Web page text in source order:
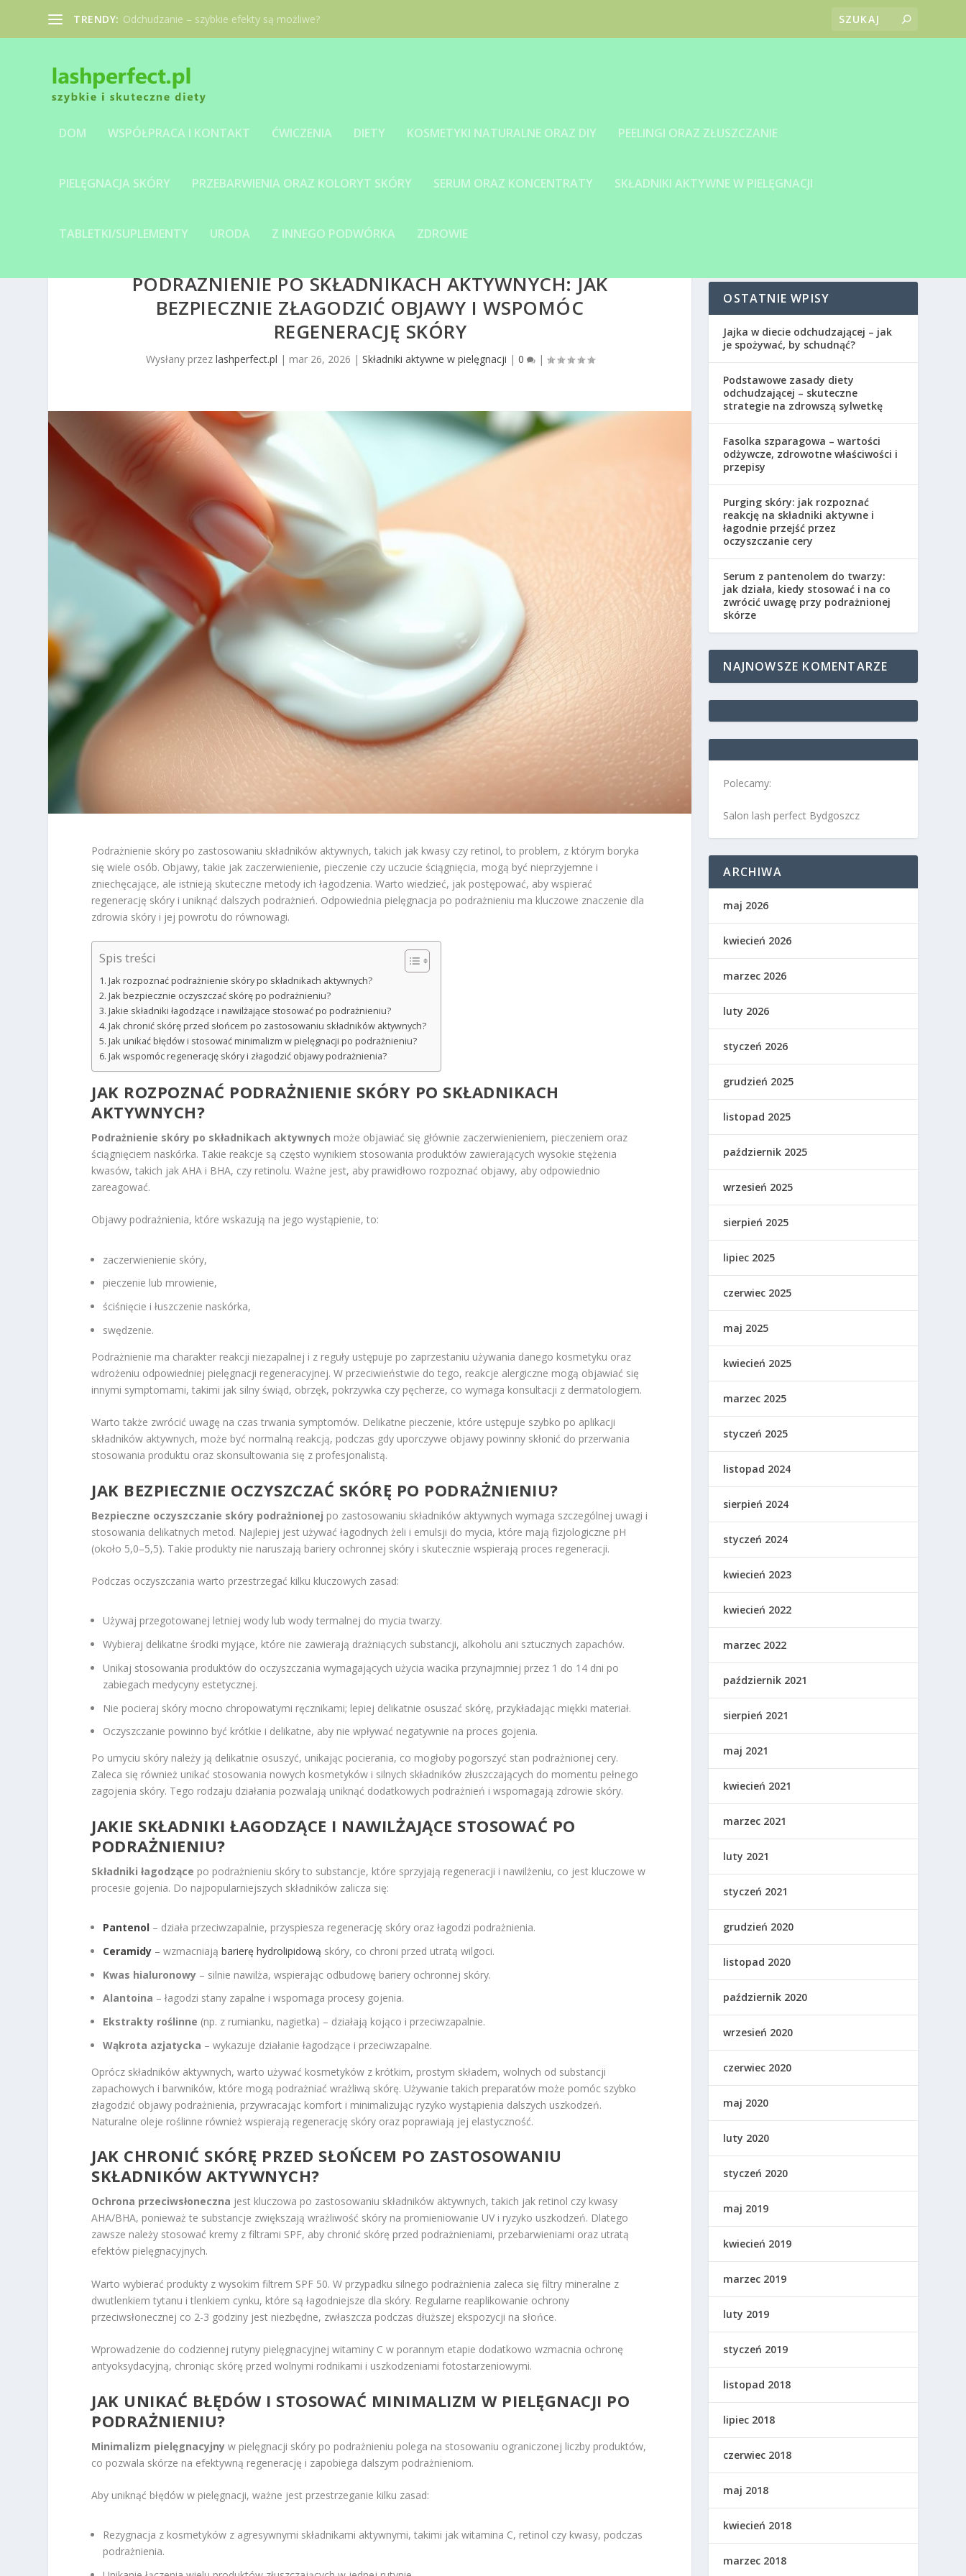
TRENDY: Odchudzanie – szybkie efekty są możliwe?
DOM WSPÓŁPRACA I KONTAKT ĆWICZENIA DIETY KOSMETYKI NATURALNE ORAZ DIY PEELINGI ORAZ ZŁUSZCZANIE
PIELĘGNACJA SKÓRY PRZEBARWIENIA ORAZ KOLORYT SKÓRY SERUM ORAZ KONCENTRATY SKŁADNIKI AKTYWNE W PIELĘGNACJI
TABLETKI/SUPLEMENTY URODA Z INNEGO PODWÓRKA ZDROWIE
PODRAŻNIENIE PO SKŁADNIKACH AKTYWNYCH: JAK
BEZPIECZNIE ZŁAGODZIĆ OBJAWY I WSPOMÓC
REGENERACJĘ SKÓRY
Wysłany przez lashperfect.pl | mar 26, 2026 | Składniki aktywne w pielęgnacji | 0 |
Podrażnienie skóry po zastosowaniu składników aktywnych, takich jak kwasy czy retinol, to problem, z którym boryka
się wiele osób. Objawy, takie jak zaczerwienienie, pieczenie czy uczucie ściągnięcia, mogą być nieprzyjemne i
zniechęcające, ale istnieją skuteczne metody ich łagodzenia. Warto wiedzieć, jak postępować, aby wspierać
regenerację skóry i uniknąć dalszych podrażnień. Odpowiednia pielęgnacja po podrażnieniu ma kluczowe znaczenie dla
zdrowia skóry i jej powrotu do równowagi.
Spis treści
Jak rozpoznać podrażnienie skóry po składnikach aktywnych?
Jak bezpiecznie oczyszczać skórę po podrażnieniu?
Jakie składniki łagodzące i nawilżające stosować po podrażnieniu?
Jak chronić skórę przed słońcem po zastosowaniu składników aktywnych?
Jak unikać błędów i stosować minimalizm w pielęgnacji po podrażnieniu?
Jak wspomóc regenerację skóry i złagodzić objawy podrażnienia?
JAK ROZPOZNAĆ PODRAŻNIENIE SKÓRY PO SKŁADNIKACH
AKTYWNYCH?
Podrażnienie skóry po składnikach aktywnych może objawiać się głównie zaczerwienieniem, pieczeniem oraz
ściągnięciem naskórka. Takie reakcje są często wynikiem stosowania produktów zawierających wysokie stężenia
kwasów, takich jak AHA i BHA, czy retinolu. Ważne jest, aby prawidłowo rozpoznać objawy, aby odpowiednio
zareagować.
Objawy podrażnienia, które wskazują na jego wystąpienie, to:
zaczerwienienie skóry,
pieczenie lub mrowienie,
ściśnięcie i łuszczenie naskórka,
swędzenie.
Podrażnienie ma charakter reakcji niezapalnej i z reguły ustępuje po zaprzestaniu używania danego kosmetyku oraz
wdrożeniu odpowiedniej pielęgnacji regeneracyjnej. W przeciwieństwie do tego, reakcje alergiczne mogą objawiać się
innymi symptomami, takimi jak silny świąd, obrzęk, pokrzywka czy pęcherze, co wymaga konsultacji z dermatologiem.
Warto także zwrócić uwagę na czas trwania symptomów. Delikatne pieczenie, które ustępuje szybko po aplikacji
składników aktywnych, może być normalną reakcją, podczas gdy uporczywe objawy powinny skłonić do przerwania
stosowania produktu oraz skonsultowania się z profesjonalistą.
JAK BEZPIECZNIE OCZYSZCZAĆ SKÓRĘ PO PODRAŻNIENIU?
Bezpieczne oczyszczanie skóry podrażnionej po zastosowaniu składników aktywnych wymaga szczególnej uwagi i
stosowania delikatnych metod. Najlepiej jest używać łagodnych żeli i emulsji do mycia, które mają fizjologiczne pH
(około 5,0–5,5). Takie produkty nie naruszają bariery ochronnej skóry i skutecznie wspierają proces regeneracji.
Podczas oczyszczania warto przestrzegać kilku kluczowych zasad:
Używaj przegotowanej letniej wody lub wody termalnej do mycia twarzy.
Wybieraj delikatne środki myjące, które nie zawierają drażniących substancji, alkoholu ani sztucznych zapachów.
Unikaj stosowania produktów do oczyszczania wymagających użycia wacika przynajmniej przez 1 do 14 dni po
zabiegach medycyny estetycznej.
Nie pocieraj skóry mocno chropowatymi ręcznikami; lepiej delikatnie osuszać skórę, przykładając miękki materiał.
Oczyszczanie powinno być krótkie i delikatne, aby nie wpływać negatywnie na proces gojenia.
Po umyciu skóry należy ją delikatnie osuszyć, unikając pocierania, co mogłoby pogorszyć stan podrażnionej cery.
Zaleca się również unikać stosowania nowych kosmetyków i silnych składników złuszczających do momentu pełnego
zagojenia skóry. Tego rodzaju działania pozwalają uniknąć dodatkowych podrażnień i wspomagają zdrowie skóry.
JAKIE SKŁADNIKI ŁAGODZĄCE I NAWILŻAJĄCE STOSOWAĆ PO
PODRAŻNIENIU?
Składniki łagodzące po podrażnieniu skóry to substancje, które sprzyjają regeneracji i nawilżeniu, co jest kluczowe w
procesie gojenia. Do najpopularniejszych składników zalicza się:
Pantenol – działa przeciwzapalnie, przyspiesza regenerację skóry oraz łagodzi podrażnienia.
Ceramidy – wzmacniająbarierę hydrolipidową skóry, co chroni przed utratą wilgoci.
Kwas hialuronowy – silnie nawilża, wspierając odbudowę bariery ochronnej skóry.
Alantoina – łagodzi stany zapalne i wspomaga procesy gojenia.
Ekstrakty roślinne (np. z rumianku, nagietka) – działają kojąco i przeciwzapalnie.
Wąkrota azjatycka – wykazuje działanie łagodzące i przeciwzapalne.
Oprócz składników aktywnych, warto używać kosmetyków z krótkim, prostym składem, wolnych od substancji
zapachowych i barwników, które mogą podrażniać wrażliwą skórę. Używanie takich preparatów może pomóc szybko
złagodzić objawy podrażnienia, przywracając komfort i minimalizując ryzyko wystąpienia dalszych uszkodzeń.
Naturalne oleje roślinne również wspierają regenerację skóry oraz poprawiają jej elastyczność.
JAK CHRONIĆ SKÓRĘ PRZED SŁOŃCEM PO ZASTOSOWANIU
SKŁADNIKÓW AKTYWNYCH?
Ochrona przeciwsłoneczna jest kluczowa po zastosowaniu składników aktywnych, takich jak retinol czy kwasy
AHA/BHA, ponieważ te substancje zwiększają wrażliwość skóry na promieniowanie UV i ryzyko uszkodzeń. Dlatego
zawsze należy stosować kremy z filtrami SPF, aby chronić skórę przed podrażnieniami, przebarwieniami oraz utratą
efektów pielęgnacyjnych.
Warto wybierać produkty z wysokim filtrem SPF 50. W przypadku silnego podrażnienia zaleca się filtry mineralne z
dwutlenkiem tytanu i tlenkiem cynku, które są łagodniejsze dla skóry. Regularne reaplikowanie ochrony
przeciwsłonecznej co 2-3 godziny jest niezbędne, zwłaszcza podczas dłuższej ekspozycji na słońce.
Wprowadzenie do codziennej rutyny pielęgnacyjnej witaminy C w porannym etapie dodatkowo wzmacnia ochronę
antyoksydacyjną, chroniąc skórę przed wolnymi rodnikami i uszkodzeniami fotostarzeniowymi.
JAK UNIKAĆ BŁĘDÓW I STOSOWAĆ MINIMALIZM W PIELĘGNACJI PO
PODRAŻNIENIU?
Minimalizm pielęgnacyjny w pielęgnacji skóry po podrażnieniu polega na stosowaniu ograniczonej liczby produktów,
co pozwala skórze na efektywną regenerację i zapobiega dalszym podrażnieniom.
Aby uniknąć błędów w pielęgnacji, ważne jest przestrzeganie kilku zasad:
Rezygnacja z kosmetyków z agresywnymi składnikami aktywnymi, takimi jak witamina C, retinol czy kwasy, podczas
podrażnienia.
OSTATNIE WPISY
Jajka w diecie odchudzającej – jak
je spożywać, by schudnąć?
Podstawowe zasady diety
odchudzającej – skuteczne
strategie na zdrowszą sylwetkę
Fasolka szparagowa – wartości
odżywcze, zdrowotne właściwości i
przepisy
Purging skóry: jak rozpoznać
reakcję na składniki aktywne i
łagodnie przejść przez
oczyszczanie cery
Serum z pantenolem do twarzy:
jak działa, kiedy stosować i na co
zwrócić uwagę przy podrażnionej
skórze
NAJNOWSZE KOMENTARZE
Polecamy:
Salon lash perfect Bydgoszcz
ARCHIWA
maj 2026
kwiecień 2026
marzec 2026
luty 2026
styczeń 2026
grudzień 2025
listopad 2025
październik 2025
wrzesień 2025
sierpień 2025
lipiec 2025
czerwiec 2025
maj 2025
kwiecień 2025
marzec 2025
styczeń 2025
listopad 2024
sierpień 2024
styczeń 2024
kwiecień 2023
kwiecień 2022
marzec 2022
październik 2021
sierpień 2021
maj 2021
kwiecień 2021
marzec 2021
luty 2021
styczeń 2021
grudzień 2020
listopad 2020
październik 2020
wrzesień 2020
czerwiec 2020
maj 2020
luty 2020
styczeń 2020
maj 2019
kwiecień 2019
marzec 2019
luty 2019
styczeń 2019
listopad 2018
lipiec 2018
czerwiec 2018
maj 2018
kwiecień 2018
marzec 2018